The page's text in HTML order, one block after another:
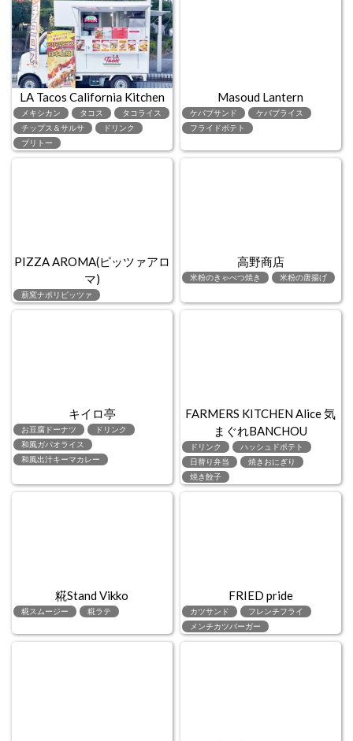
LA Tacos California Kitchen
メキシカン タコス
タコライス
チップス＆サルサ
ドリンク
ブリトー
Masoud Lantern
ケバブサンド
ケバブライス
フライドポテト
PIZZA AROMA(ピッツァアロ
マ)
薪窯ナポリピッツァ
高野商店
米粉のきゃべつ焼き 米粉の唐揚げ
キイロ亭
お豆腐ドーナツ
ドリンク
和風ガパオライス
和風出汁キーマカレー
FARMERS KITCHEN Alice 気
まぐれBANCHOU
ドリンク
ハッシュドポテト
日替り弁当
焼きおにぎり
焼き餃子
糀Stand Vikko
糀スムージー 糀ラテ
FRIED pride
カツサンド
フレンチフライ
メンチカツバーガー